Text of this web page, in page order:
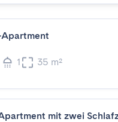
1 35 m²
mit zwei